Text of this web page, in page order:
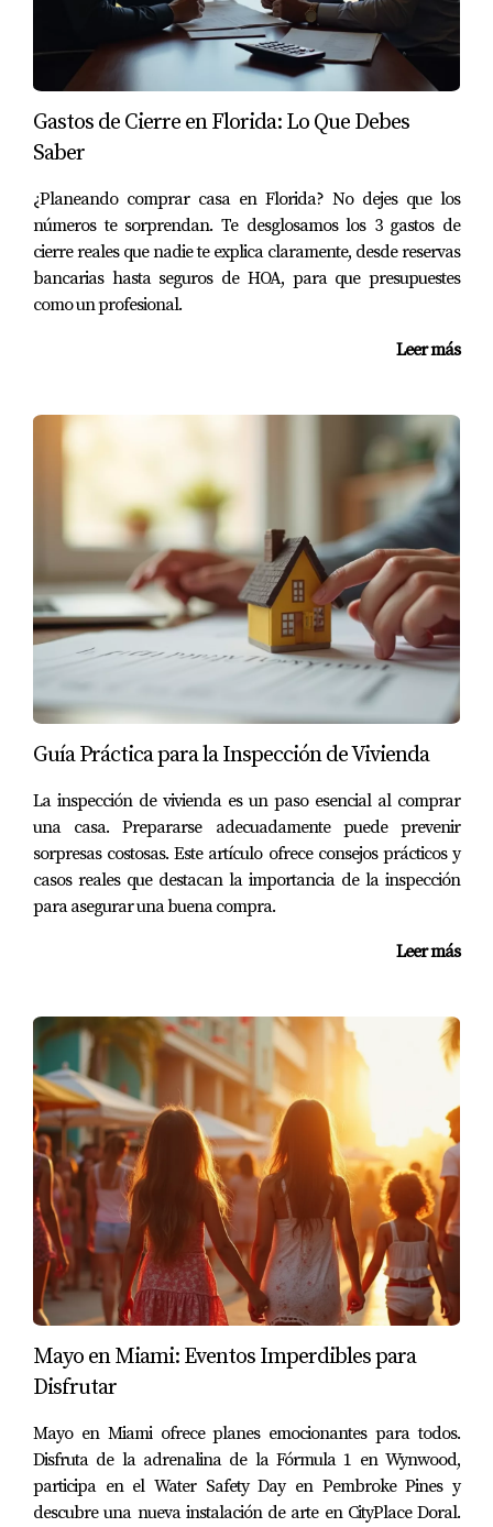
Gastos de Cierre en Florida: Lo Que Debes
Saber
¿Planeando comprar casa en Florida? No dejes que los
números te sorprendan. Te desglosamos los 3 gastos de
cierre reales que nadie te explica claramente, desde reservas
bancarias hasta seguros de HOA, para que presupuestes
como un profesional.
Leer más
Guía Práctica para la Inspección de Vivienda
La inspección de vivienda es un paso esencial al comprar
una casa. Prepararse adecuadamente puede prevenir
sorpresas costosas. Este artículo ofrece consejos prácticos y
casos reales que destacan la importancia de la inspección
para asegurar una buena compra.
Leer más
Mayo en Miami: Eventos Imperdibles para
Disfrutar
Mayo en Miami ofrece planes emocionantes para todos.
Disfruta de la adrenalina de la Fórmula 1 en Wynwood,
participa en el Water Safety Day en Pembroke Pines y
descubre una nueva instalación de arte en CityPlace Doral.